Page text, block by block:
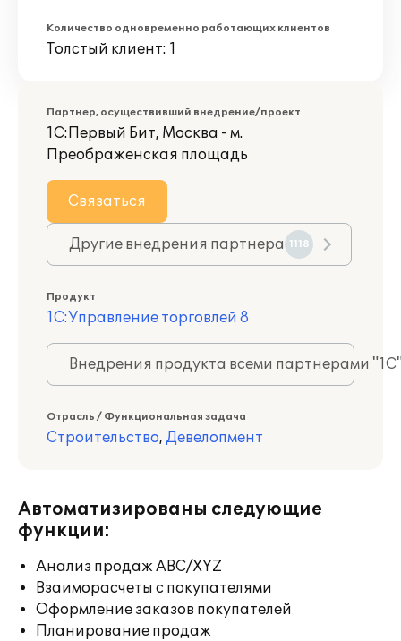
Количество одновременно работающих клиентов
Толстый клиент: 1
Партнер, осуществивший внедрение/проект
1С:Первый Бит, Москва - м.
Преображенская площадь
Связаться
Другие внедрения партнера 1118
Продукт
1С:Управление торговлей 8
Внедрения продукта всеми партнерами
Отрасль / Функциональная задача
Строительство, Девелопмент
Автоматизированы следующие
функции:
Анализ продаж ABC/XYZ
Взаиморасчеты с покупателями
Оформление заказов покупателей
Планирование продаж